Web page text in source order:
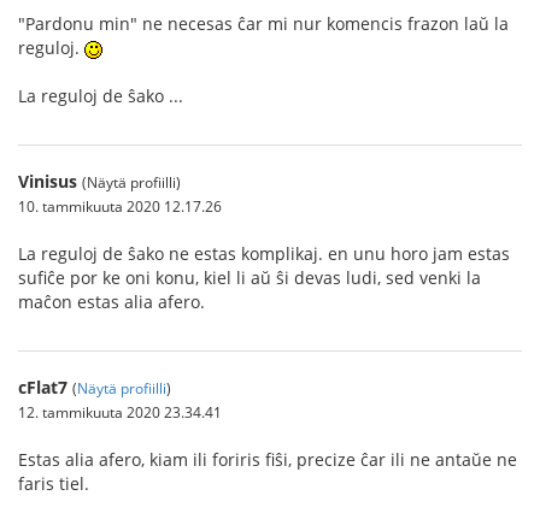
"Pardonu min" ne necesas ĉar mi nur komencis frazon laŭ la
reguloj.
La reguloj de ŝako ...
Vinisus (Näytä profiilli)
10. tammikuuta 2020 12.17.26
La reguloj de ŝako ne estas komplikaj. en unu horo jam estas
sufiĉe por ke oni konu, kiel li aŭ ŝi devas ludi, sed venki la
maĉon estas alia afero.
cFlat7 (Näytä profiilli)
12. tammikuuta 2020 23.34.41
Estas alia afero, kiam ili foriris fiŝi, precize ĉar ili ne antaŭe ne
faris tiel.